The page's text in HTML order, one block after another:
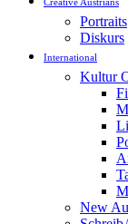
Portraits
Diskurs
International
Kultur
New